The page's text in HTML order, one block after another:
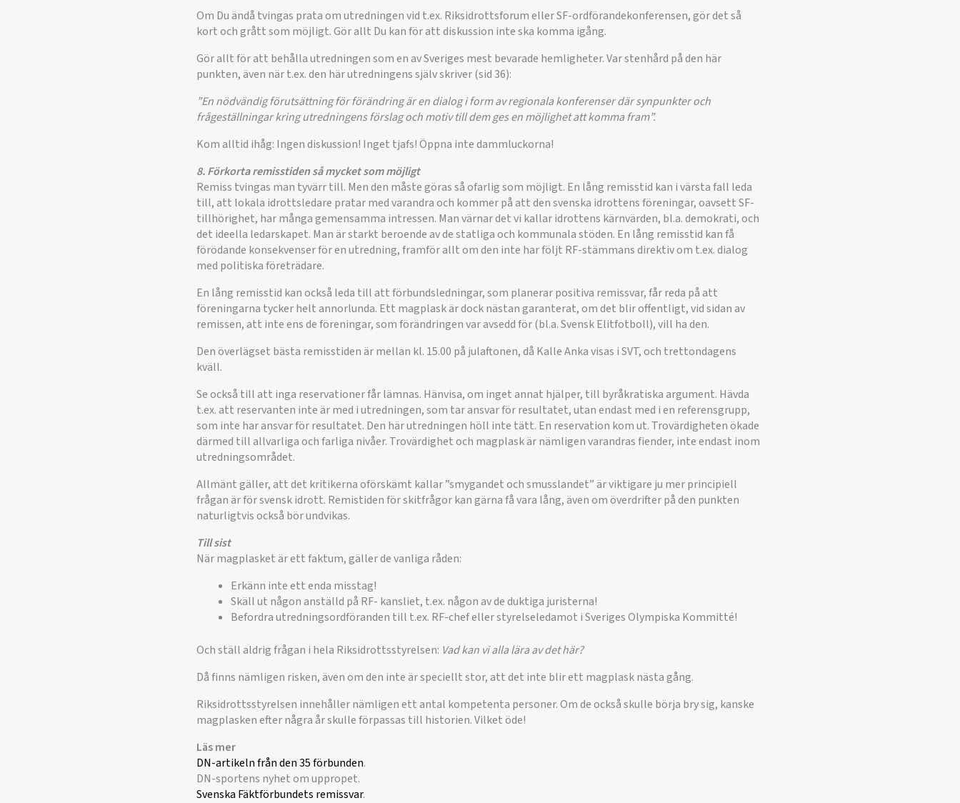
Om Du ändå tvingas prata om utredningen vid t.ex. Riksidrottsforum eller SF-ordförandekonferensen, gör det så
kort och grått som möjligt. Gör allt Du kan för att diskussion inte ska komma igång.
Gör allt för att behålla utredningen som en av Sveriges mest bevarade hemligheter. Var stenhård på den här
punkten, även när t.ex. den här utredningens själv skriver (sid 36):
”En nödvändig förutsättning för förändring är en dialog i form av regionala konferenser där synpunkter och
frågeställningar kring utredningens förslag och motiv till dem ges en möjlighet att komma fram”.
Kom alltid ihåg: Ingen diskussion! Inget tjafs! Öppna inte dammluckorna!
8. Förkorta remisstiden så mycket som möjligt
Remiss tvingas man tyvärr till. Men den måste göras så ofarlig som möjligt. En lång remisstid kan i värsta fall leda
till, att lokala idrottsledare pratar med varandra och kommer på att den svenska idrottens föreningar, oavsett SF-
tillhörighet, har många gemensamma intressen. Man värnar det vi kallar idrottens kärnvärden, bl.a. demokrati, och
det ideella ledarskapet. Man är starkt beroende av de statliga och kommunala stöden. En lång remisstid kan få
förödande konsekvenser för en utredning, framför allt om den inte har följt RF-stämmans direktiv om t.ex. dialog
med politiska företrädare.
En lång remisstid kan också leda till att förbundsledningar, som planerar positiva remissvar, får reda på att
föreningarna tycker helt annorlunda. Ett magplask är dock nästan garanterat, om det blir offentligt, vid sidan av
remissen, att inte ens de föreningar, som förändringen var avsedd för (bl.a. Svensk Elitfotboll), vill ha den.
Den överlägset bästa remisstiden är mellan kl. 15.00 på julaftonen, då Kalle Anka visas i SVT, och trettondagens
kväll.
Se också till att inga reservationer får lämnas. Hänvisa, om inget annat hjälper, till byråkratiska argument. Hävda
t.ex. att reservanten inte är med i utredningen, som tar ansvar för resultatet, utan endast med i en referensgrupp,
som inte har ansvar för resultatet. Den här utredningen höll inte tätt. En reservation kom ut. Trovärdigheten ökade
därmed till allvarliga och farliga nivåer. Trovärdighet och magplask är nämligen varandras fiender, inte endast inom
utredningsområdet.
Allmänt gäller, att det kritikerna oförskämt kallar ”smygandet och smusslandet” är viktigare ju mer principiell
frågan är för svensk idrott. Remistiden för skitfrågor kan gärna få vara lång, även om överdrifter på den punkten
naturligtvis också bör undvikas.
Till sist
När magplasket är ett faktum, gäller de vanliga råden:
Erkänn inte ett enda misstag!
Skäll ut någon anställd på RF- kansliet, t.ex. någon av de duktiga juristerna!
Befordra utredningsordföranden till t.ex. RF-chef eller styrelseledamot i Sveriges Olympiska Kommitté!
Och ställ aldrig frågan i hela Riksidrottsstyrelsen: Vad kan vi alla lära av det här?
Då finns nämligen risken, även om den inte är speciellt stor, att det inte blir ett magplask nästa gång.
Riksidrottsstyrelsen innehåller nämligen ett antal kompetenta personer. Om de också skulle börja bry sig, kanske
magplasken efter några år skulle förpassas till historien. Vilket öde!
Läs mer
DN-artikeln från den 35 förbunden.
DN-sportens nyhet om uppropet.
Svenska Fäktförbundets remissvar.